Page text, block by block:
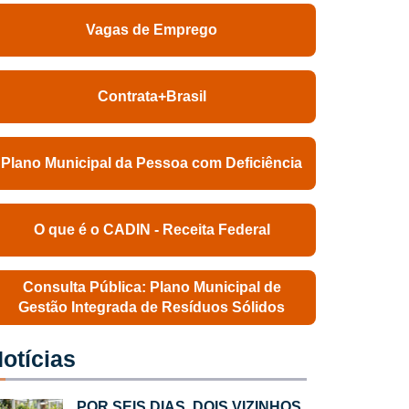
Vagas de Emprego
Contrata+Brasil
Plano Municipal da Pessoa com Deficiência
O que é o CADIN - Receita Federal
Consulta Pública: Plano Municipal de
Gestão Integrada de Resíduos Sólidos